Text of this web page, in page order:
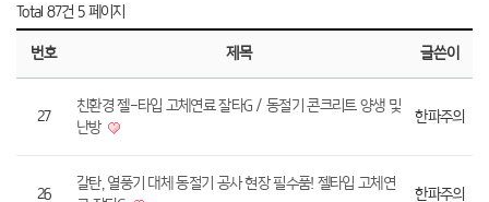
Total 87건 5 페이지
번호 제목 글쓴이
27
친환경 젤-타입 고체연료 잘타G / 동절기 콘크리트 양생 및
난방
한파주의
26
갈탄, 열풍기 대체 동절기 공사 현장 필수품! 젤타입 고체연
한파주의